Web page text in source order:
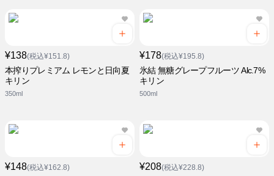
¥138(税込¥151.8)
本搾りプレミアム レモンと日向夏
キリン
350ml
¥178(税込¥195.8)
氷結 無糖グレープフルーツ Alc.7%
キリン
500ml
¥148(税込¥162.8) ¥208(税込¥228.8)